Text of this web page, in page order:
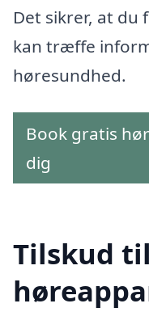
Det sikrer, at du
kan træffe
høresundhed.
Book gratis
dig
Tilskud til